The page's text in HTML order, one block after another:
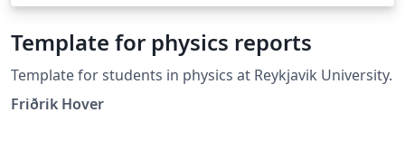
Template for physics reports
Template for students in physics at Reykjavik University.
Friðrik Hover